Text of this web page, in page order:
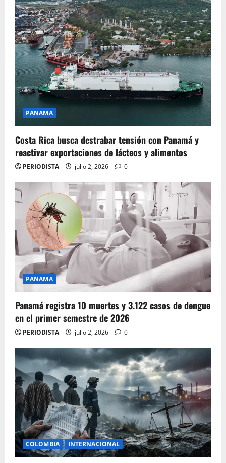
PANAMA
Costa Rica busca destrabar tensión con Panamá y
reactivar exportaciones de lácteos y alimentos
PERIODISTA julio 2, 2026 0
PANAMA
Panamá registra 10 muertes y 3.122 casos de dengue
en el primer semestre de 2026
PERIODISTA julio 2, 2026 0
COLOMBIA INTERNACIONAL